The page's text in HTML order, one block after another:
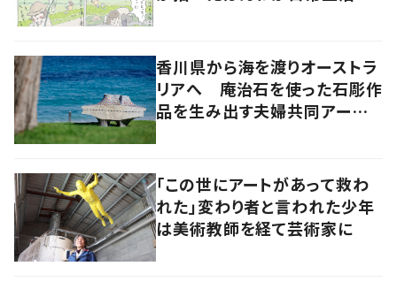
香川県から海を渡りオーストラ
リアへ 庵治石を使った石彫作
品を生み出す夫婦共同アーティ
「この世にアートがあって救わ
れた」変わり者と言われた少年
は美術教師を経て芸術家に